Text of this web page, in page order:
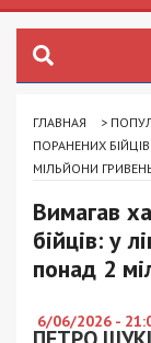
ГЛАВНАЯ >
ПОРАНЕНИХ
МІЛЬЙОНИ
Вимагав
бійців: у
понад 2
6/06/2026 -